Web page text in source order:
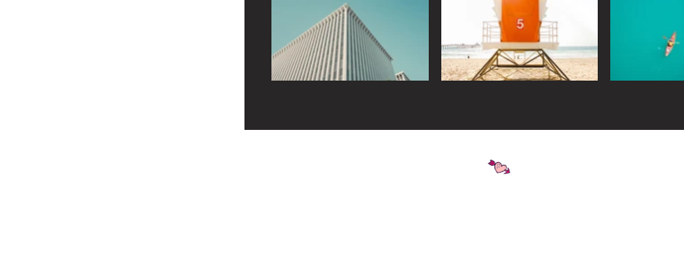
Widget Didn’t Load
Check your internet and refresh
this page.
If that doesn’t work, contact us.